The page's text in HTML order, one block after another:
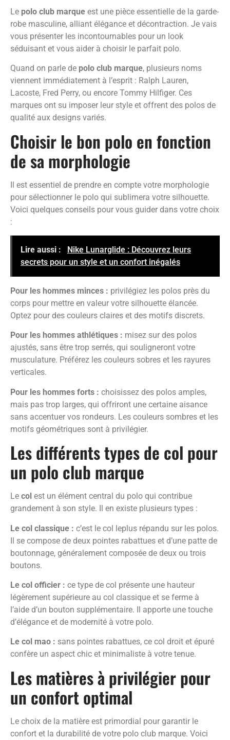
Le polo club marque est une pièce essentielle de la garde-
robe masculine, alliant élégance et décontraction. Je vais
vous présenter les incontournables pour un look
séduisant et vous aider à choisir le parfait polo.
Quand on parle de polo club marque, plusieurs noms
viennent immédiatement à l’esprit : Ralph Lauren,
Lacoste, Fred Perry, ou encore Tommy Hilfiger. Ces
marques ont su imposer leur style et offrent des polos de
qualité aux designs variés.
Choisir le bon polo en fonction
de sa morphologie
Il est essentiel de prendre en compte votre morphologie
pour sélectionner le polo qui sublimera votre silhouette.
Voici quelques conseils pour vous guider dans votre choix
:
Lire aussi :
Nike Lunarglide : Découvrez leurs
secrets pour un style et un confort inégalés
Pour les hommes minces : privilégiez les polos près du
corps pour mettre en valeur votre silhouette élancée.
Optez pour des couleurs claires et des motifs discrets.
Pour les hommes athlétiques : misez sur des polos
ajustés, sans être trop serrés, qui souligneront votre
musculature. Préférez les couleurs sobres et les rayures
verticales.
Pour les hommes forts : choisissez des polos amples,
mais pas trop larges, qui offriront une certaine aisance
sans accentuer vos rondeurs. Les couleurs sombres et les
motifs géométriques sont à privilégier.
Les différents types de col pour
un polo club marque
Le col est un élément central du polo qui contribue
grandement à son style. Il en existe plusieurs types :
Le col classique : c’est le col leplus répandu sur les polos.
Il se compose de deux pointes rabattues et d’une patte de
boutonnage, généralement composée de deux ou trois
boutons.
Le col officier : ce type de col présente une hauteur
légèrement supérieure au col classique et se ferme à
l’aide d’un bouton supplémentaire. Il apporte une touche
d’élégance et de modernité à votre polo.
Le col mao : sans pointes rabattues, ce col droit et épuré
confère un aspect chic et minimaliste à votre tenue.
Les matières à privilégier pour
un confort optimal
Le choix de la matière est primordial pour garantir le
confort et la durabilité de votre polo club marque. Voici